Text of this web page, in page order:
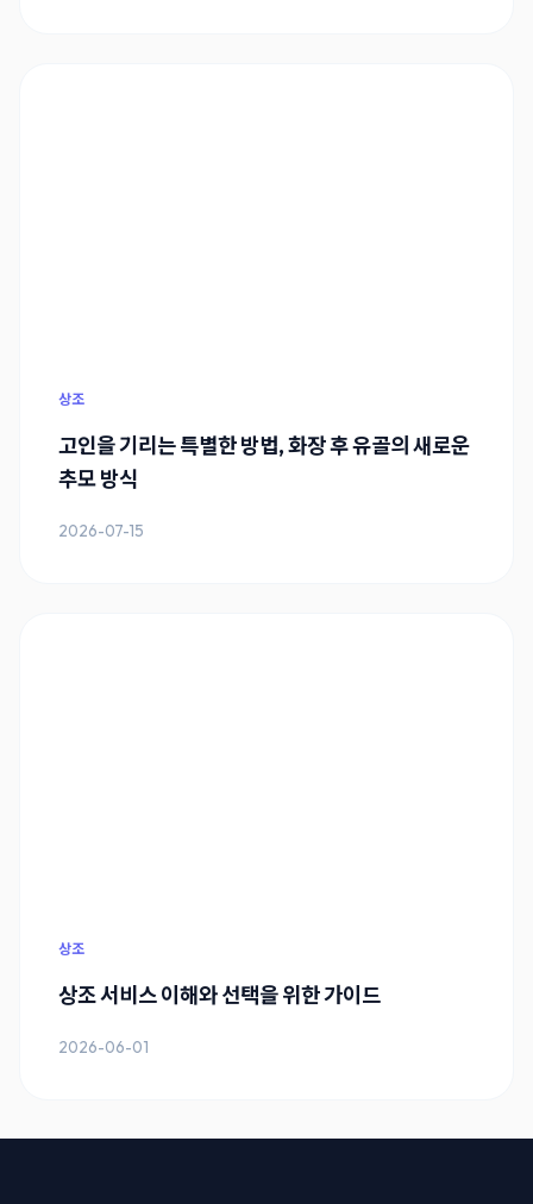
상조
고인을 기리는 특별한 방법, 화장 후 유골의 새로운
추모 방식
2026-07-15
상조
상조 서비스 이해와 선택을 위한 가이드
2026-06-01